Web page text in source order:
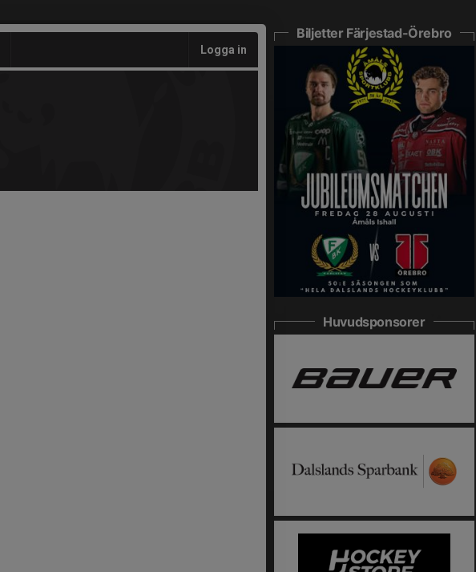
Logga in
Biljetter Färjestad-Örebro
Huvudsponsorer